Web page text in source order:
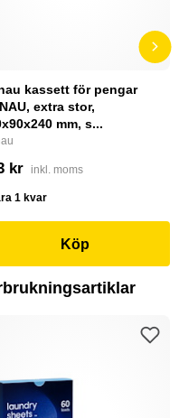
kassett för pengar
extra stor,
mm, s...
kr inkl. moms
1 kvar
Köp